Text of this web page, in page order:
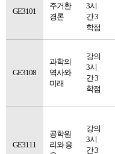
GE3101
주거환
경론
3시
간 3
학점
GE3108
과학의
역사와
미래
강의
3시
간 3
학점
GE3111
공학원
리와 응
강의
3시
간 3